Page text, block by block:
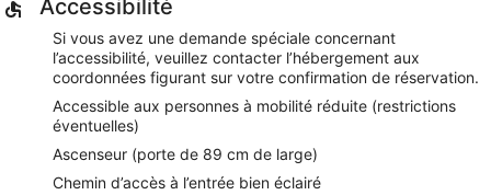
Accessibilité
Si vous avez une demande spéciale concernant
l’accessibilité, veuillez contacter l’hébergement aux
coordonnées figurant sur votre confirmation de réservation.
Accessible aux personnes à mobilité réduite (restrictions
éventuelles)
Ascenseur (porte de 89 cm de large)
Chemin d’accès à l’entrée bien éclairé